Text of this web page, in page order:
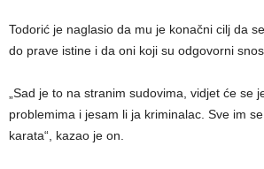
Todorić je naglasio da mu je konačni cilj da
do prave istine i da oni koji su odgovorni
„Sad je to na stranim sudovima, vidjet će se
problemima i jesam li ja kriminalac. Sve im
karata“, kazao je on.